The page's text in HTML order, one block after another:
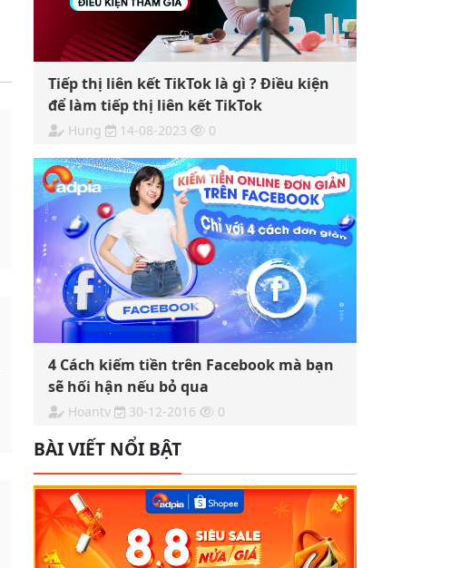
Tiếp thị liên kết TikTok là gì ? Điều kiện
để làm tiếp thị liên kết TikTok
Hung 14-08-2023 0
4 Cách kiếm tiền trên Facebook mà bạn
sẽ hối hận nếu bỏ qua
Hoantv 30-12-2016 0
BÀI VIẾT NỔI BẬT